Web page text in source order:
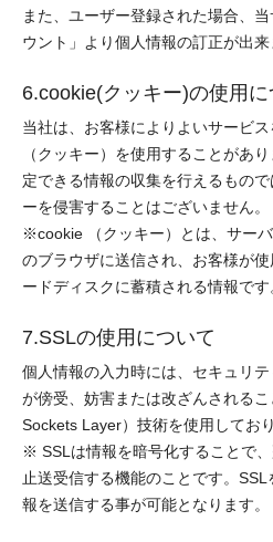
また、ユーザー登録された場合、
ウント」より個人情報の訂正が出来
6.cookie(クッキー)の使用に
当社は、お客様によりよいサービ
（クッキー）を使用することがあ
定できる情報の収集を行えるもの
ーを侵害することはございません。
※cookie （クッキー）とは、サー
のブラウザに送信され、お客様が
ードディスクに蓄積される情報です
7.SSLの使用について
個人情報の入力時には、セキュリ
が傍受、妨害または改ざんされる
Sockets Layer）技術を使用しており
※ SSLは情報を暗号化することで
止送受信する機能のことです。
報を送信する事が可能となります。